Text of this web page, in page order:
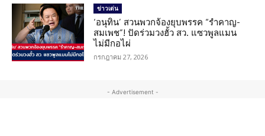
ข่าวเด่น
‘อนุทิน’ สวนพวกจ้องยุบพรรค “รำคาญ-
สมเพช”! ปัดร่วมวงฮั้ว สว. แซวพูลแมน
ไม่มีกอไผ่
กรกฎาคม 27, 2026
- Advertisement -